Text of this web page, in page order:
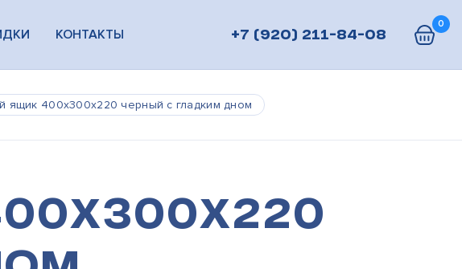
КОНТАКТЫ +7 (920) 211-84-08
0
ящик 400х300х220 черный с гладким дном